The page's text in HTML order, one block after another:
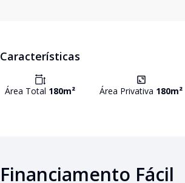
Características
Área Total 180m² Área Privativa 180m²
Financiamento Fácil